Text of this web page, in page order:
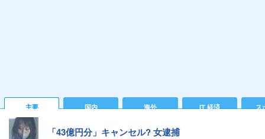
主要 国内 海外 IT 経済 ス
「43億円分」キャンセル? 女逮捕